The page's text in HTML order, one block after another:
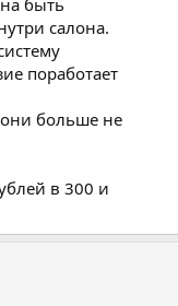
быть
салона.
поработает
больше не
в 300 и